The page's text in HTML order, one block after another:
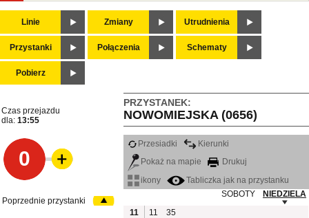
Linie Zmiany Utrudnienia
Przystanki Połączenia Schematy
Pobierz
PRZYSTANEK:
NOWOMIEJSKA (0656)
Czas przejazdu
dla: 13:55
0
Przesiadki
Kierunki
Pokaż na mapie
Drukuj
ikony
Tabliczka jak na przystanku
SOBOTY
NIEDZIELA
11
11
35
Poprzednie przystanki